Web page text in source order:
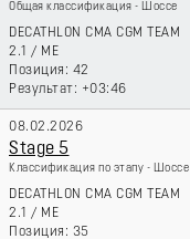
Общая классификация - Шоссе
DECATHLON CMA CGM TEAM
2.1 / ME
42
+03:46
08.02.2026
Stage 5
Классификация по этапу - Шоссе
DECATHLON CMA CGM TEAM
2.1 / ME
35